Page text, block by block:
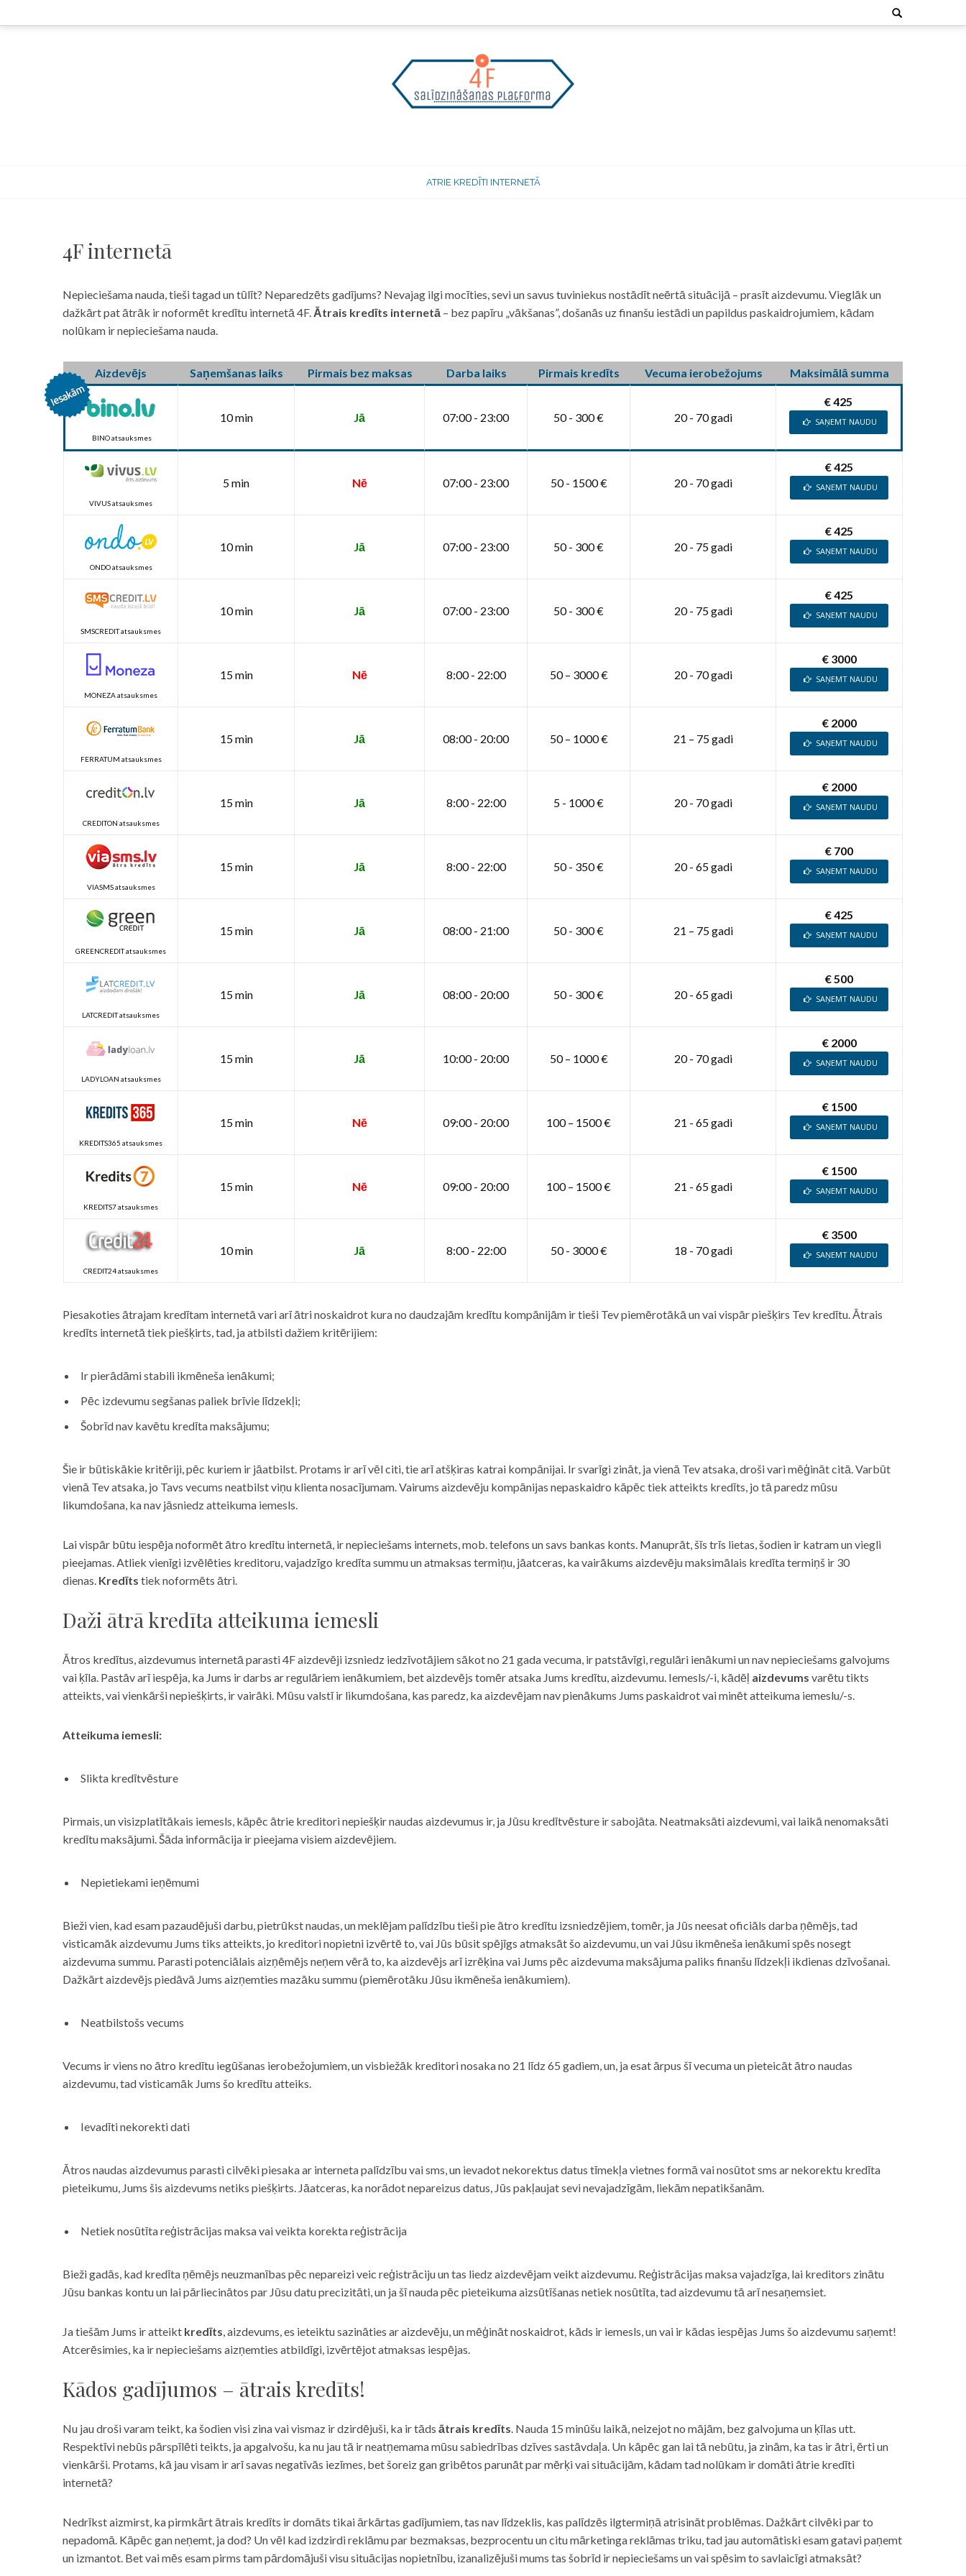
to
Search
for:
ATRIE KREDĪTI INTERNETĀ
4F internetā
Nepieciešama nauda, tieši tagad un tūlīt? Neparedzēts gadījums? Nevajag ilgi mocīties, sevi un savus tuviniekus nostādīt neērtā situācijā – prasīt aizdevumu. Vieglāk un
dažkārt pat ātrāk ir noformēt kredītu internetā 4F. Ātrais kredīts internetā – bez papīru „vākšanas”, došanās uz finanšu iestādi un papildus paskaidrojumiem, kādam
nolūkam ir nepieciešama nauda.
Aizdevējs Saņemšanas laiks Pirmais bez maksas Darba laiks Pirmais kredīts Vecuma ierobežojums Maksimālā summa
BINO atsauksmes
10 min Jā 07:00 - 23:00 50 - 300 € 20 - 70 gadi
€ 425
SAŅEMT NAUDU
VIVUS atsauksmes
5 min Nē 07:00 - 23:00 50 - 1500 € 20 - 70 gadi
€ 425
SAŅEMT NAUDU
ONDO atsauksmes
10 min Jā 07:00 - 23:00 50 - 300 € 20 - 75 gadi
€ 425
SAŅEMT NAUDU
SMSCREDIT atsauksmes
10 min Jā 07:00 - 23:00 50 - 300 € 20 - 75 gadi
€ 425
SAŅEMT NAUDU
MONEZA atsauksmes
15 min Nē 8:00 - 22:00 50 – 3000 € 20 - 70 gadi
€ 3000
SAŅEMT NAUDU
FERRATUM atsauksmes
15 min Jā 08:00 - 20:00 50 – 1000 € 21 – 75 gadi
€ 2000
SAŅEMT NAUDU
CREDITON atsauksmes
15 min Jā 8:00 - 22:00 5 - 1000 € 20 - 70 gadi
€ 2000
SAŅEMT NAUDU
VIASMS atsauksmes
15 min Jā 8:00 - 22:00 50 - 350 € 20 - 65 gadi
€ 700
SAŅEMT NAUDU
GREENCREDIT atsauksmes
15 min Jā 08:00 - 21:00 50 - 300 € 21 – 75 gadi
€ 425
SAŅEMT NAUDU
LATCREDIT atsauksmes
15 min Jā 08:00 - 20:00 50 - 300 € 20 - 65 gadi
€ 500
SAŅEMT NAUDU
LADYLOAN atsauksmes
15 min Jā 10:00 - 20:00 50 – 1000 € 20 - 70 gadi
€ 2000
SAŅEMT NAUDU
KREDITS365 atsauksmes
15 min Nē 09:00 - 20:00 100 – 1500 € 21 - 65 gadi
€ 1500
SAŅEMT NAUDU
KREDITS7 atsauksmes
15 min Nē 09:00 - 20:00 100 – 1500 € 21 - 65 gadi
€ 1500
SAŅEMT NAUDU
CREDIT24 atsauksmes
10 min Jā 8:00 - 22:00 50 - 3000 € 18 - 70 gadi
€ 3500
SAŅEMT NAUDU
Piesakoties ātrajam kredītam internetā vari arī ātri noskaidrot kura no daudzajām kredītu kompānijām ir tieši Tev piemērotākā un vai vispār piešķirs Tev kredītu. Ātrais
kredīts internetā tiek piešķirts, tad, ja atbilsti dažiem kritērijiem:
Ir pierādāmi stabili ikmēneša ienākumi;
Pēc izdevumu segšanas paliek brīvie līdzekļi;
Šobrīd nav kavētu kredīta maksājumu;
Šie ir būtiskākie kritēriji, pēc kuriem ir jāatbilst. Protams ir arī vēl citi, tie arī atšķiras katrai kompānijai. Ir svarīgi zināt, ja vienā Tev atsaka, droši vari mēģināt citā. Varbūt
vienā Tev atsaka, jo Tavs vecums neatbilst viņu klienta nosacījumam. Vairums aizdevēju kompānijas nepaskaidro kāpēc tiek atteikts kredīts, jo tā paredz mūsu
likumdošana, ka nav jāsniedz atteikuma iemesls.
Lai vispār būtu iespēja noformēt ātro kredītu internetā, ir nepieciešams internets, mob. telefons un savs bankas konts. Manuprāt, šīs trīs lietas, šodien ir katram un viegli
pieejamas. Atliek vienīgi izvēlēties kreditoru, vajadzīgo kredīta summu un atmaksas termiņu, jāatceras, ka vairākums aizdevēju maksimālais kredīta termiņš ir 30
dienas. Kredīts tiek noformēts ātri.
Daži ātrā kredīta atteikuma iemesli
Ātros kredītus, aizdevumus internetā parasti 4F aizdevēji izsniedz iedzīvotājiem sākot no 21 gada vecuma, ir patstāvīgi, regulāri ienākumi un nav nepieciešams galvojums
vai ķīla. Pastāv arī iespēja, ka Jums ir darbs ar regulāriem ienākumiem, bet aizdevējs tomēr atsaka Jums kredītu, aizdevumu. Iemesls/-i, kādēļ aizdevums varētu tikts
atteikts, vai vienkārši nepiešķirts, ir vairāki. Mūsu valstī ir likumdošana, kas paredz, ka aizdevējam nav pienākums Jums paskaidrot vai minēt atteikuma iemeslu/-s.
Atteikuma iemesli:
Slikta kredītvēsture
Pirmais, un visizplatītākais iemesls, kāpēc ātrie kreditori nepiešķir naudas aizdevumus ir, ja Jūsu kredītvēsture ir sabojāta. Neatmaksāti aizdevumi, vai laikā nenomaksāti
kredītu maksājumi. Šāda informācija ir pieejama visiem aizdevējiem.
Nepietiekami ieņēmumi
Bieži vien, kad esam pazaudējuši darbu, pietrūkst naudas, un meklējam palīdzību tieši pie ātro kredītu izsniedzējiem, tomēr, ja Jūs neesat oficiāls darba ņēmējs, tad
visticamāk aizdevumu Jums tiks atteikts, jo kreditori nopietni izvērtē to, vai Jūs būsit spējīgs atmaksāt šo aizdevumu, un vai Jūsu ikmēneša ienākumi spēs nosegt
aizdevuma summu. Parasti potenciālais aizņēmējs neņem vērā to, ka aizdevējs arī izrēķina vai Jums pēc aizdevuma maksājuma paliks finanšu līdzekļi ikdienas dzīvošanai.
Dažkārt aizdevējs piedāvā Jums aizņemties mazāku summu (piemērotāku Jūsu ikmēneša ienākumiem).
Neatbilstošs vecums
Vecums ir viens no ātro kredītu iegūšanas ierobežojumiem, un visbiežāk kreditori nosaka no 21 līdz 65 gadiem, un, ja esat ārpus šī vecuma un pieteicāt ātro naudas
aizdevumu, tad visticamāk Jums šo kredītu atteiks.
Ievadīti nekorekti dati
Ātros naudas aizdevumus parasti cilvēki piesaka ar interneta palīdzību vai sms, un ievadot nekorektus datus tīmekļa vietnes formā vai nosūtot sms ar nekorektu kredīta
pieteikumu, Jums šis aizdevums netiks piešķirts. Jāatceras, ka norādot nepareizus datus, Jūs pakļaujat sevi nevajadzīgām, liekām nepatikšanām.
Netiek nosūtīta reģistrācijas maksa vai veikta korekta reģistrācija
Bieži gadās, kad kredīta ņēmējs neuzmanības pēc nepareizi veic reģistrāciju un tas liedz aizdevējam veikt aizdevumu. Reģistrācijas maksa vajadzīga, lai kreditors zinātu
Jūsu bankas kontu un lai pārliecinātos par Jūsu datu precizitāti, un ja šī nauda pēc pieteikuma aizsūtīšanas netiek nosūtīta, tad aizdevumu tā arī nesaņemsiet.
Ja tiešām Jums ir atteikt kredīts, aizdevums, es ieteiktu sazināties ar aizdevēju, un mēģināt noskaidrot, kāds ir iemesls, un vai ir kādas iespējas Jums šo aizdevumu saņemt!
Atcerēsimies, ka ir nepieciešams aizņemties atbildīgi, izvērtējot atmaksas iespējas.
Kādos gadījumos – ātrais kredīts!
Nu jau droši varam teikt, ka šodien visi zina vai vismaz ir dzirdējuši, ka ir tāds ātrais kredīts. Nauda 15 minūšu laikā, neizejot no mājām, bez galvojuma un ķīlas utt.
Respektīvi nebūs pārspīlēti teikts, ja apgalvošu, ka nu jau tā ir neatņemama mūsu sabiedrības dzīves sastāvdaļa. Un kāpēc gan lai tā nebūtu, ja zinām, ka tas ir ātri, ērti un
vienkārši. Protams, kā jau visam ir arī savas negatīvās iezīmes, bet šoreiz gan gribētos parunāt par mērķi vai situācijām, kādam tad nolūkam ir domāti ātrie kredīti
internetā?
Nedrīkst aizmirst, ka pirmkārt ātrais kredīts ir domāts tikai ārkārtas gadījumiem, tas nav līdzeklis, kas palīdzēs ilgtermiņā atrisināt problēmas. Dažkārt cilvēki par to
nepadomā. Kāpēc gan neņemt, ja dod? Un vēl kad izdzirdi reklāmu par bezmaksas, bezprocentu un citu mārketinga reklāmas triku, tad jau automātiski esam gatavi paņemt
un izmantot. Bet vai mēs esam pirms tam pārdomājuši visu situācijas nopietnību, izanalizējuši mums tas šobrīd ir nepieciešams un vai spēsim to savlaicīgi atmaksāt?